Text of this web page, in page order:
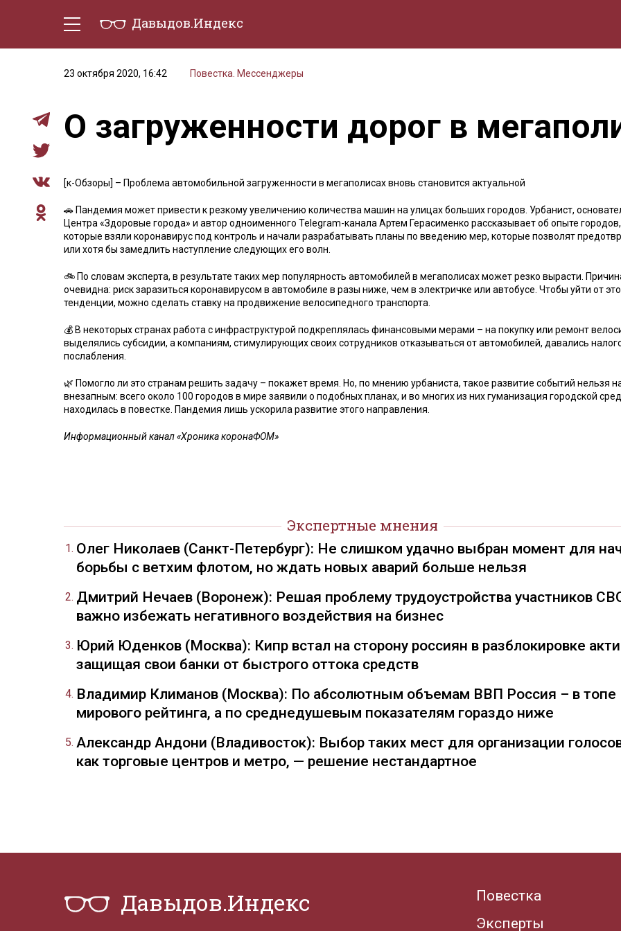
Давыдов.Индекс
23 октября 2020, 16:42
Повестка. Мессенджеры
О загруженности дорог в
[к-Обзоры] – Проблема автомобильной загруженности в мегаполисах вновь становится актуальной
🚗 Пандемия может привести к резкому увеличению количества машин на улицах больших городов. Урбанист,
Центра «Здоровые города» и автор одноименного Telegram-канала Артем Герасименко рассказывает об опыте городов,
которые взяли коронавирус под контроль и начали разрабатывать планы по введению мер, которые позволят
или хотя бы замедлить наступление следующих его волн.
🚲 По словам эксперта, в результате таких мер популярность автомобилей в мегаполисах может резко вырасти.
очевидна: риск заразиться коронавирусом в автомобиле в разы ниже, чем в электричке или автобусе. Чтобы уйти от
тенденции, можно сделать ставку на продвижение велосипедного транспорта.
💰 В некоторых странах работа с инфраструктурой подкреплялась финансовыми мерами – на покупку или ремонт
выделялись субсидии, а компаниям, стимулирующих своих сотрудников отказываться от автомобилей, давались
послабления.
🌿 Помогло ли это странам решить задачу – покажет время. Но, по мнению урбаниста, такое развитие событий нельзя
внезапным: всего около 100 городов в мире заявили о подобных планах, и во многих из них гуманизация городской
находилась в повестке. Пандемия лишь ускорила развитие этого направления.
Информационный канал «Хроника коронаФОМ»
Экспертные мнения
Олег Николаев (Санкт-Петербург): Не слишком удачно выбран момент для
борьбы с ветхим флотом, но ждать новых аварий больше нельзя
Дмитрий Нечаев (Воронеж): Решая проблему трудоустройства участников
важно избежать негативного воздействия на бизнес
Юрий Юденков (Москва): Кипр встал на сторону россиян в разблокировке
защищая свои банки от быстрого оттока средств
Владимир Климанов (Москва): По абсолютным объемам ВВП Россия – в топе
мирового рейтинга, а по среднедушевым показателям гораздо ниже
Александр Андони (Владивосток): Выбор таких мест для организации
как торговые центров и метро, — решение нестандартное
Давыдов.Индекс
Повестка
Эксперты